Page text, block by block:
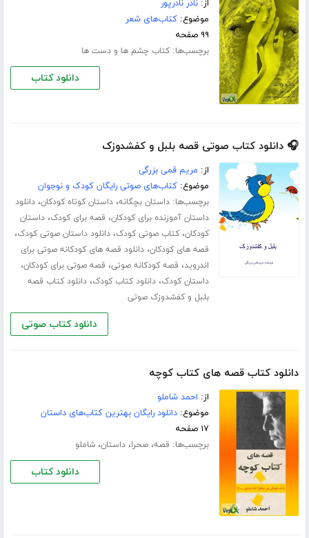
از:نادر نادرپور
موضوع:کتاب‌های شعر
۹۹ صفحه
برچسب‌ها:کتاب چشم ها و دست ها
دانلود کتاب
🎧 دانلود کتاب صوتی قصه بلبل و کفشدوزک
از: مریم قمی بزرگی
موضوع:کتاب‌های صوتی رایگان کودک و نوجوان
برچسب‌ها:داستان بچگانه،داستان کوتاه کودکان،دانلود
داستان آموزنده برای کودکان، قصه برای کودک،داستان
کودکان،کتاب صوتی کودک،دانلود داستان صوتی کودک،
قصه های کودکان،دانلود قصه های کودکانه صوتی برای
اندروید، قصه کودکانه صوتی، قصه صوتی برای کودکان،
داستان کودک،دانلود کتاب کودک،دانلود کتاب قصه
بلبل و کفشدوزک صوتی
دانلود کتاب صوتی
دانلود کتاب قصه های کتاب کوچه
از: احمد شاملو
موضوع:دانلود رایگان بهترین کتاب‌های داستان
۱۷ صفحه
برچسب‌ها: قصه،صحرا،داستان،شاملو
دانلود کتاب